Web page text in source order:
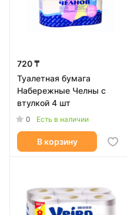
720 ₸
Туалетная бумага
Набережные Челны с
втулкой 4 шт
0 Есть в наличии
В корзину